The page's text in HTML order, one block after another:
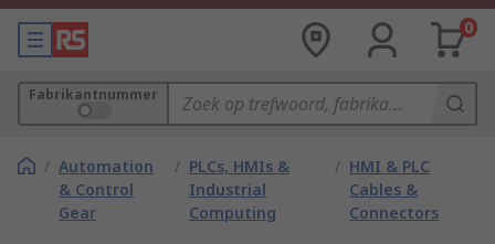
0
Fabrikantnummer
/ Automation
& Control
Gear
/ PLCs, HMIs &
Industrial
Computing
/ HMI & PLC
Cables &
Connectors